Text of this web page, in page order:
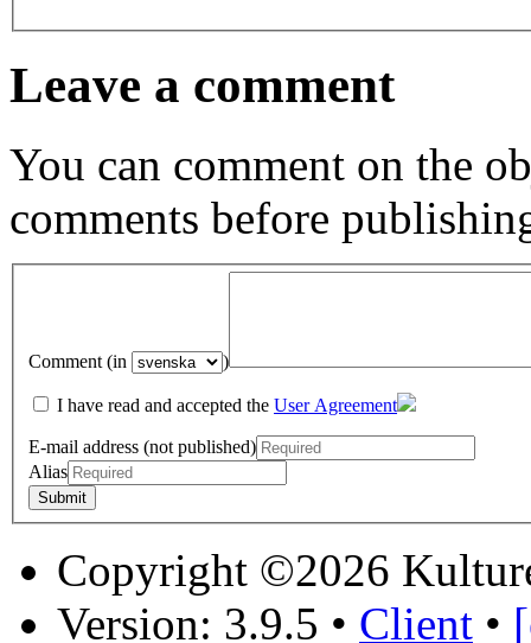
Leave a comment
You can comment on the
comments before
Comment (in )
I have read and accepted the User Agreement
E-mail address (not published)
Alias
Copyright ©2026
Version: 3.9.5 • Client •